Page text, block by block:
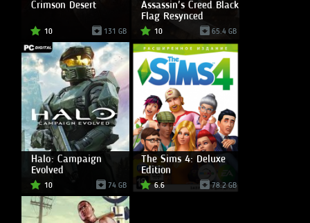
Crimson Desert
10 131 GB
Assassin's Creed Black
Flag Resynced
10 65.4 GB
Halo: Campaign
Evolved
10 74 GB
The Sims 4: Deluxe
Edition
6.6 78.2 GB